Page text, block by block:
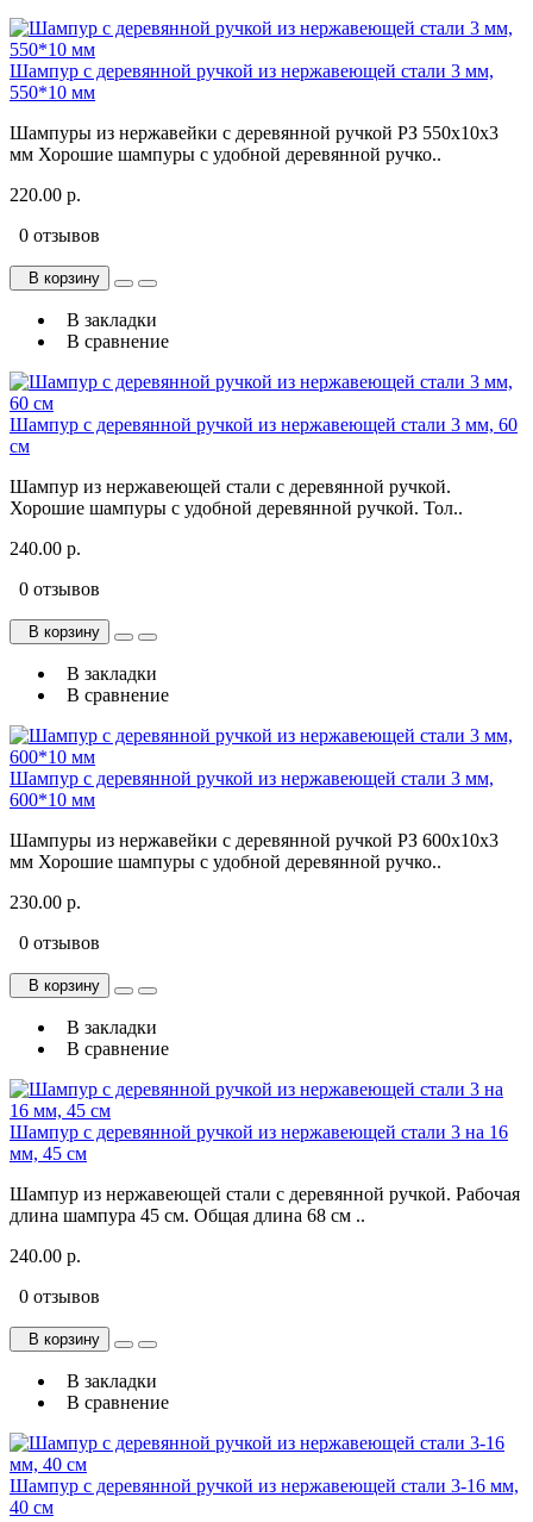
Шампур с деревянной ручкой из нержавеющей стали 3 мм,
550*10 мм
Шампуры из нержавейки с деревянной ручкой РЗ 550x10x3
мм Хорошие шампуры с удобной деревянной ручко..
220.00 р.
0 отзывов
В корзину
В закладки
В сравнение
Шампур с деревянной ручкой из нержавеющей стали 3 мм, 60
см
Шампур из нержавеющей стали с деревянной ручкой.
Хорошие шампуры с удобной деревянной ручкой. Тол..
240.00 р.
0 отзывов
В корзину
В закладки
В сравнение
Шампур с деревянной ручкой из нержавеющей стали 3 мм,
600*10 мм
Шампуры из нержавейки с деревянной ручкой РЗ 600x10x3
мм Хорошие шампуры с удобной деревянной ручко..
230.00 р.
0 отзывов
В корзину
В закладки
В сравнение
Шампур с деревянной ручкой из нержавеющей стали 3 на 16
мм, 45 см
Шампур из нержавеющей стали с деревянной ручкой. Рабочая
длина шампура 45 см. Общая длина 68 см ..
240.00 р.
0 отзывов
В корзину
В закладки
В сравнение
Шампур с деревянной ручкой из нержавеющей стали 3-16 мм,
40 см